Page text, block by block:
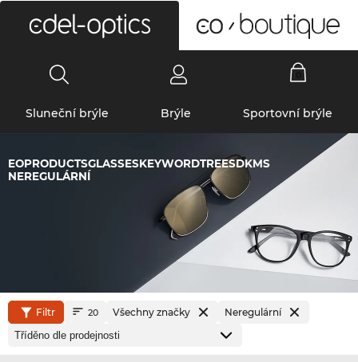
Sluneční brýle Brýle Sportovní brýle
EOPRODUCTSGLASSESKEYWORDTREESDKMS
NEREGULÁRNÍ
Filtr 20 Všechny značky Neregulární